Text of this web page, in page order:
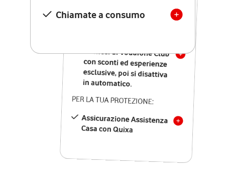
Chiamate a consumo
nazionali
12 mesi di Vodafone Club
con sconti ed esperienze
esclusive, poi si disattiva
in automatico.
PER LA TUA PROTEZIONE:
Assicurazione Assistenza
Casa con Quixa